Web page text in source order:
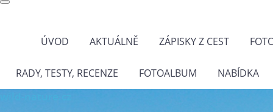
ÚVOD AKTUÁLNĚ ZÁPISKY Z CEST
RADY, TESTY, RECENZE FOTOALBUM NABÍDKA